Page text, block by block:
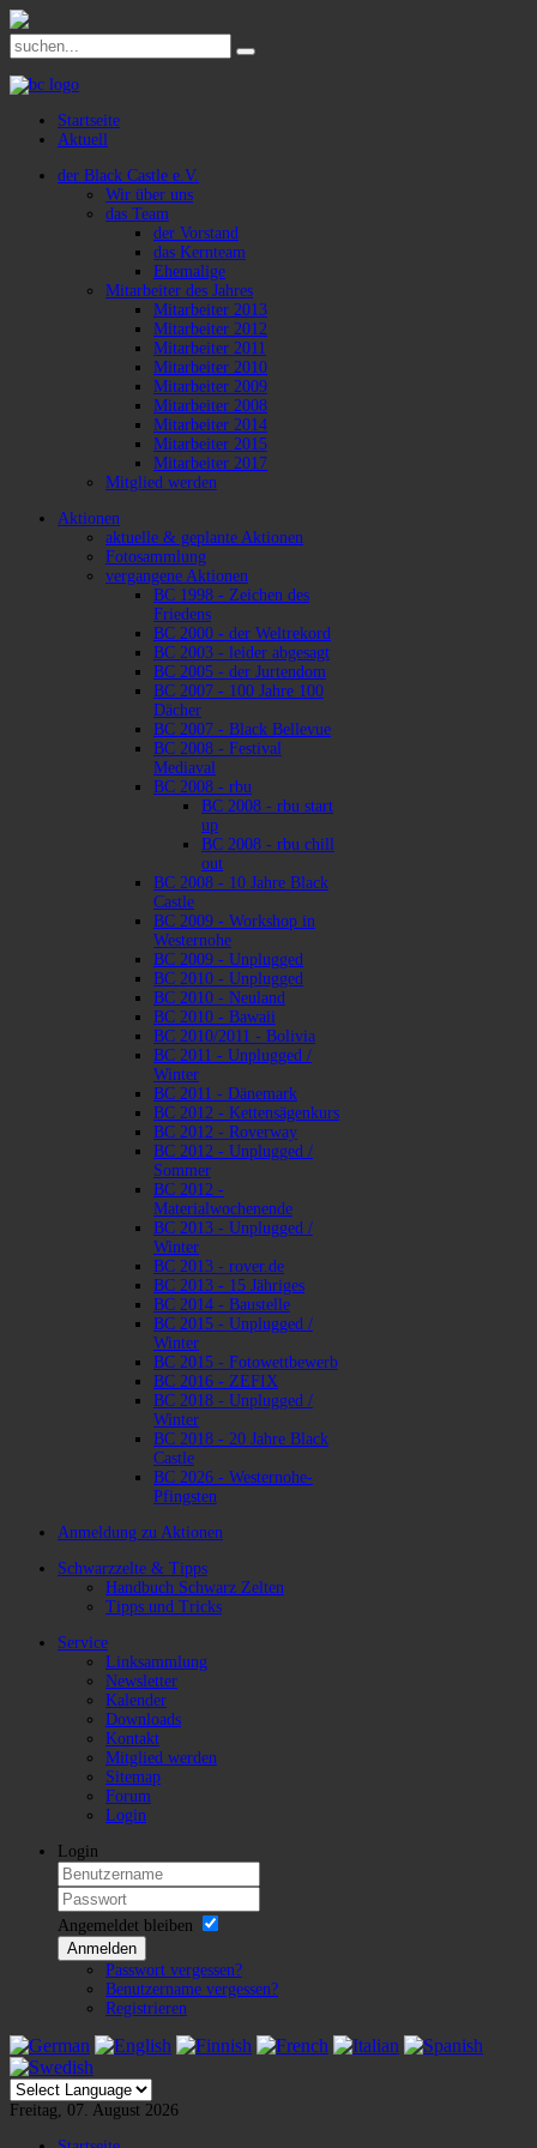
Startseite
Aktuell
der Black Castle e.V.
Wir über uns
das Team
der Vorstand
das Kernteam
Ehemalige
Mitarbeiter des Jahres
Mitarbeiter 2013
Mitarbeiter 2012
Mitarbeiter 2011
Mitarbeiter 2010
Mitarbeiter 2009
Mitarbeiter 2008
Mitarbeiter 2014
Mitarbeiter 2015
Mitarbeiter 2017
Mitglied werden
Aktionen
aktuelle & geplante Aktionen
Fotosammlung
vergangene Aktionen
BC 1998 - Zeichen des
Friedens
BC 2000 - der Weltrekord
BC 2003 - leider abgesagt
BC 2005 - der Jurtendom
BC 2007 - 100 Jahre 100
Dächer
BC 2007 - Black Bellevue
BC 2008 - Festival
Mediaval
BC 2008 - rbu
BC 2008 - rbu start
up
BC 2008 - rbu chill
out
BC 2008 - 10 Jahre Black
Castle
BC 2009 - Workshop in
Westernohe
BC 2009 - Unplugged
BC 2010 - Unplugged
BC 2010 - Neuland
BC 2010 - Bawaii
BC 2010/2011 - Bolivia
BC 2011 - Unplugged /
Winter
BC 2011 - Dänemark
BC 2012 - Kettensägenkurs
BC 2012 - Roverway
BC 2012 - Unplugged /
Sommer
BC 2012 -
Materialwochenende
BC 2013 - Unplugged /
Winter
BC 2013 - rover.de
BC 2013 - 15 Jähriges
BC 2014 - Baustelle
BC 2015 - Unplugged /
Winter
BC 2015 - Fotowettbewerb
BC 2016 - ZEFIX
BC 2018 - Unplugged /
Winter
BC 2018 - 20 Jahre Black
Castle
BC 2026 - Westernohe-
Pfingsten
Anmeldung zu Aktionen
Schwarzzelte & Tipps
Handbuch Schwarz Zelten
Tipps und Tricks
Service
Linksammlung
Newsletter
Kalender
Downloads
Kontakt
Mitglied werden
Sitemap
Forum
Login
Login
Angemeldet bleiben
Anmelden
Passwort vergessen?
Benutzername vergessen?
Registrieren
Freitag, 07. August 2026